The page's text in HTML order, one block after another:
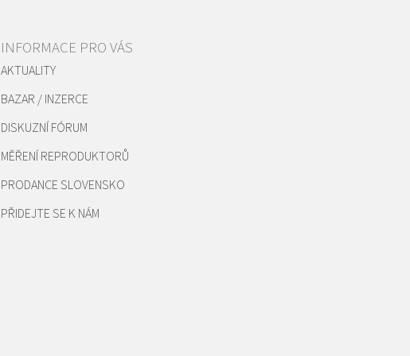
INFORMACE PRO VÁS
AKTUALITY
BAZAR / INZERCE
DISKUZNÍ FÓRUM
MĚŘENÍ REPRODUKTORŮ
PRODANCE SLOVENSKO
PŘIDEJTE SE K NÁM